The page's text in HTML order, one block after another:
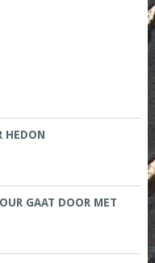
HEDON
GAAT DOOR MET